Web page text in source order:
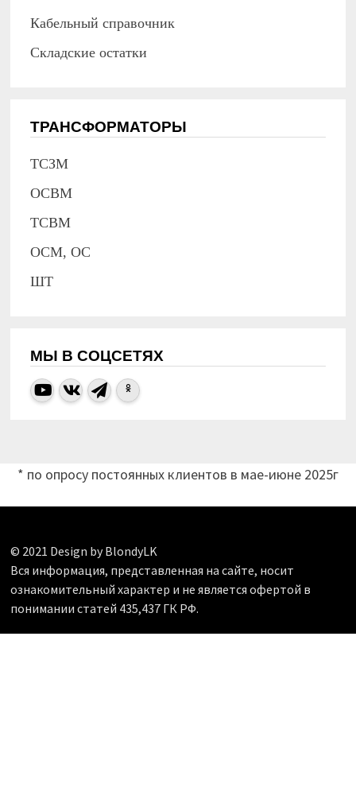
Кабельный справочник
Складские остатки
ТРАНСФОРМАТОРЫ
ТСЗМ
ОСВМ
ТСВМ
ОСМ, ОС
ШТ
МЫ В СОЦСЕТЯХ
* по опросу постоянных клиентов в мае-июне 2025г
© 2021 Design by BlondyLK
Вся информация, представленная на сайте, носит
ознакомительный характер и не является офертой в
понимании статей 435,437 ГК РФ.